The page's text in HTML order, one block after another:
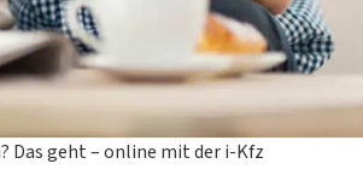
Das geht – online mit der i-Kfz